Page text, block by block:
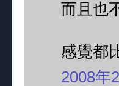
而且也
感覺都
2008年